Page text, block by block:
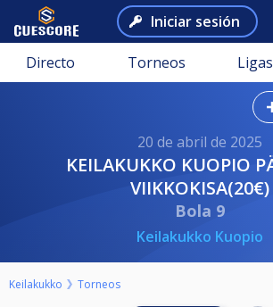
Iniciar sesión
Directo Torneos Ligas
20 de abril de 2025
KEILAKUKKO KUOPIO PÄÄSIÄIS
VIIKKOKISA(20€)
Bola 9
Keilakukko Kuopio
Keilakukko Torneos